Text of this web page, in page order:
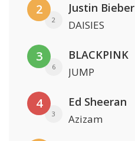
2
2
Justin Bieber
DAISIES
3
6
BLACKPINK
JUMP
4
3
Ed Sheeran
Azizam